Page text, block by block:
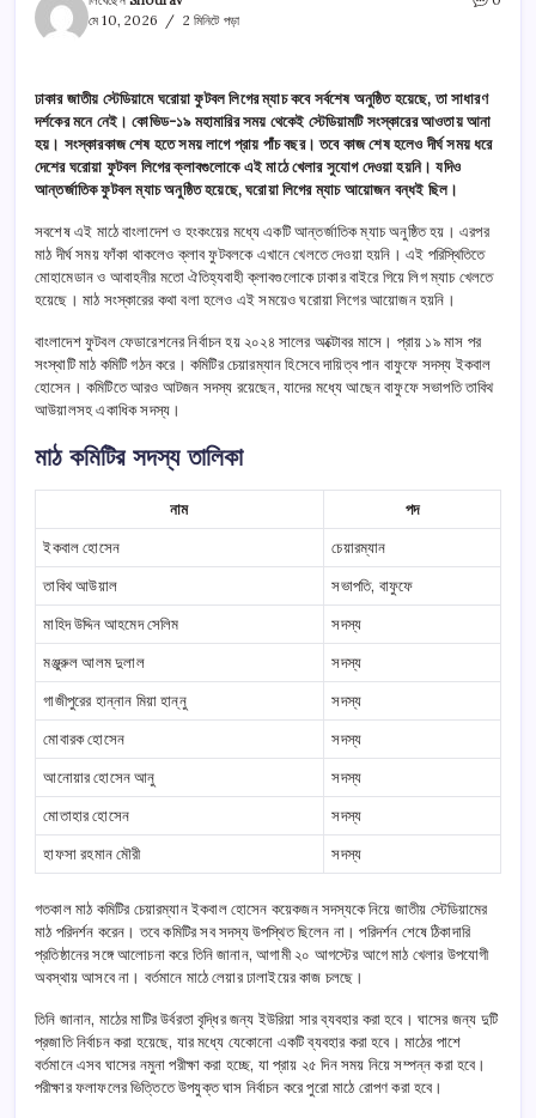
মে 10, 2026
2 মিনিটে পড়া
ঢাকার জাতীয় স্টেডিয়ামে ঘরোয়া ফুটবল লিগের ম্যাচ কবে সর্বশেষ অনুষ্ঠিত হয়েছে, তা সাধারণ
দর্শকের মনে নেই। কোভিড-১৯ মহামারির সময় থেকেই স্টেডিয়ামটি সংস্কারের আওতায় আনা
হয়। সংস্কারকাজ শেষ হতে সময় লাগে প্রায় পাঁচ বছর। তবে কাজ শেষ হলেও দীর্ঘ সময় ধরে
দেশের ঘরোয়া ফুটবল লিগের ক্লাবগুলোকে এই মাঠে খেলার সুযোগ দেওয়া হয়নি। যদিও
আন্তর্জাতিক ফুটবল ম্যাচ অনুষ্ঠিত হয়েছে, ঘরোয়া লিগের ম্যাচ আয়োজন বন্ধই ছিল।
সবশেষ এই মাঠে বাংলাদেশ ও হংকংয়ের মধ্যে একটি আন্তর্জাতিক ম্যাচ অনুষ্ঠিত হয়। এরপর
মাঠ দীর্ঘ সময় ফাঁকা থাকলেও ক্লাব ফুটবলকে এখানে খেলতে দেওয়া হয়নি। এই পরিস্থিতিতে
মোহামেডান ও আবাহনীর মতো ঐতিহ্যবাহী ক্লাবগুলোকে ঢাকার বাইরে গিয়ে লিগ ম্যাচ খেলতে
হয়েছে। মাঠ সংস্কারের কথা বলা হলেও এই সময়েও ঘরোয়া লিগের আয়োজন হয়নি।
বাংলাদেশ ফুটবল ফেডারেশনের নির্বাচন হয় ২০২৪ সালের অক্টোবর মাসে। প্রায় ১৯ মাস পর
সংস্থাটি মাঠ কমিটি গঠন করে। কমিটির চেয়ারম্যান হিসেবে দায়িত্ব পান বাফুফে সদস্য ইকবাল
হোসেন। কমিটিতে আরও আটজন সদস্য রয়েছেন, যাদের মধ্যে আছেন বাফুফে সভাপতি তাবিথ
আউয়ালসহ একাধিক সদস্য।
মাঠ কমিটির সদস্য তালিকা
নাম
পদ
ইকবাল হোসেন
চেয়ারম্যান
তাবিথ আউয়াল
সভাপতি, বাফুফে
মাহিদ উদ্দিন আহমেদ সেলিম
সদস্য
মঞ্জুরুল আলম দুলাল
সদস্য
গাজীপুরের হান্নান মিয়া হান্নু
সদস্য
মোবারক হোসেন
সদস্য
আনোয়ার হোসেন আনু
সদস্য
মোতাহার হোসেন
সদস্য
হাফসা রহমান মৌরী
সদস্য
গতকাল মাঠ কমিটির চেয়ারম্যান ইকবাল হোসেন কয়েকজন সদস্যকে নিয়ে জাতীয় স্টেডিয়ামের
মাঠ পরিদর্শন করেন। তবে কমিটির সব সদস্য উপস্থিত ছিলেন না। পরিদর্শন শেষে ঠিকাদারি
প্রতিষ্ঠানের সঙ্গে আলোচনা করে তিনি জানান, আগামী ২০ আগস্টের আগে মাঠ খেলার উপযোগী
অবস্থায় আসবে না। বর্তমানে মাঠে লেয়ার ঢালাইয়ের কাজ চলছে।
তিনি জানান, মাঠের মাটির উর্বরতা বৃদ্ধির জন্য ইউরিয়া সার ব্যবহার করা হবে। ঘাসের জন্য দুটি
প্রজাতি নির্বাচন করা হয়েছে, যার মধ্যে যেকোনো একটি ব্যবহার করা হবে। মাঠের পাশে
বর্তমানে এসব ঘাসের নমুনা পরীক্ষা করা হচ্ছে, যা প্রায় ২৫ দিন সময় নিয়ে সম্পন্ন করা হবে।
পরীক্ষার ফলাফলের ভিত্তিতে উপযুক্ত ঘাস নির্বাচন করে পুরো মাঠে রোপণ করা হবে।